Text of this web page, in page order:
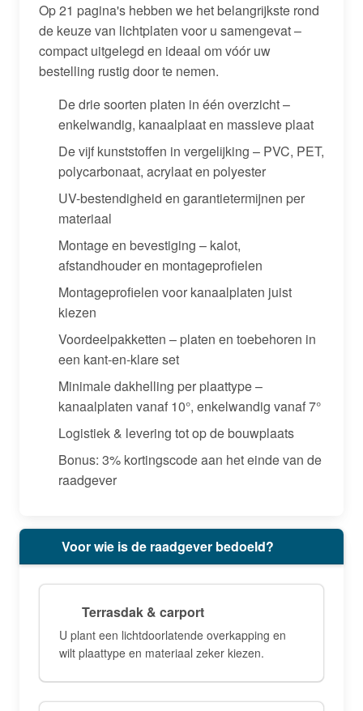
Op 21 pagina's hebben we het belangrijkste rond
de keuze van lichtplaten voor u samengevat –
compact uitgelegd en ideaal om vóór uw
bestelling rustig door te nemen.
De drie soorten platen in één overzicht –
enkelwandig, kanaalplaat en massieve plaat
De vijf kunststoffen in vergelijking – PVC, PET,
polycarbonaat, acrylaat en polyester
UV-bestendigheid en garantietermijnen per
materiaal
Montage en bevestiging – kalot,
afstandhouder en montageprofielen
Montageprofielen voor kanaalplaten juist
kiezen
Voordeelpakketten – platen en toebehoren in
een kant-en-klare set
Minimale dakhelling per plaattype –
kanaalplaten vanaf 10°, enkelwandig vanaf 7°
Logistiek & levering tot op de bouwplaats
Bonus: 3% kortingscode aan het einde van de
raadgever
Voor wie is de raadgever bedoeld?
Terrasdak & carport
U plant een lichtdoorlatende overkapping en
wilt plaattype en materiaal zeker kiezen.